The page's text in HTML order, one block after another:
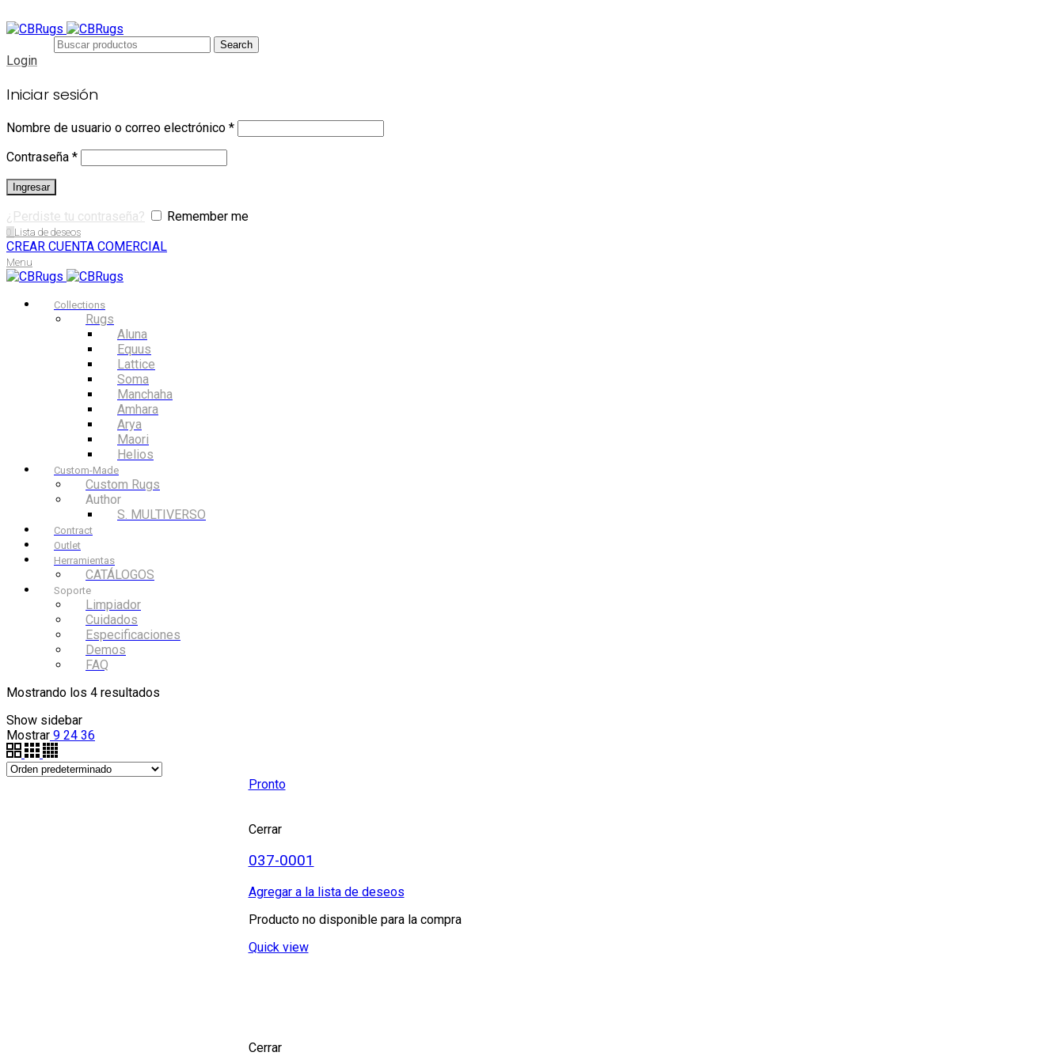
Search
Login
Iniciar sesión
Nombre de usuario o correo electrónico *
Contraseña *
Ingresar
¿Perdiste tu contraseña? Remember me
0 Lista de deseos
CREAR CUENTA COMERCIAL
Menu
Collections
Rugs
Aluna
Equus
Lattice
Soma
Manchaha
Amhara
Arya
Maori
Helios
Custom-Made
Custom Rugs
Author
S. MULTIVERSO
Contract
Outlet
Herramientas
CATÁLOGOS
Soporte
Limpiador
Cuidados
Especificaciones
Demos
FAQ
Mostrando los 4 resultados
Show sidebar
Mostrar 9 24 36
Pronto
Cerrar
037-0001
Agregar a la lista de deseos
Producto no disponible para la compra
Quick view
Cerrar